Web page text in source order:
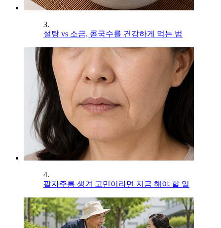
3.
설탕 vs 소금, 콩국수를 건강하게 먹는 법
4.
팔자주름 생겨 고민이라면 지금 해야 할 일